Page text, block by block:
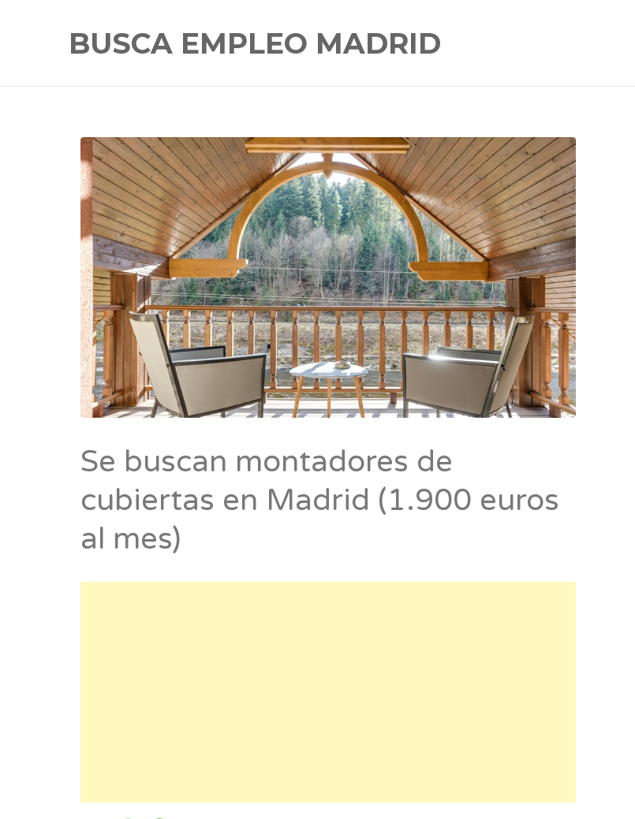
BUSCA EMPLEO MADRID
Se buscan montadores de
cubiertas en Madrid (1.900 euros
al mes)